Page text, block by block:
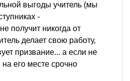
выгоды учитель (мы
-
получит никогда от
делает свою работу,
призвание... а если не
на его месте срочно